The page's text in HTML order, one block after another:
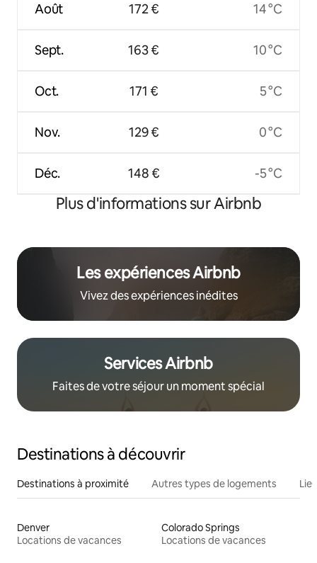
Août
Sept.
Oct.
Nov.
Déc.
172 €
163 €
171 €
129 €
148 €
14 °C
10 °C
5 °C
0 °C
-5 °C
Plus d'informations sur Airbnb
Les expériences Airbnb
Vivez des expériences inédites
Services Airbnb
Faites de votre séjour un moment spécial
Destinations à découvrir
Destinations à proximité Autres types de logements
Denver
Locations de vacances
Colorado Springs
Locations de vacances